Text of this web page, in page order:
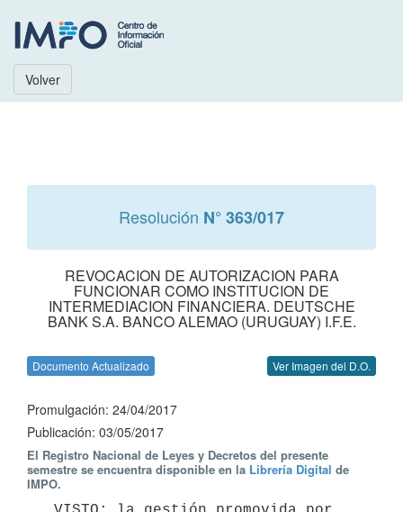
Volver
Resolución N° 363/017
REVOCACION DE AUTORIZACION PARA
FUNCIONAR COMO INSTITUCION DE
INTERMEDIACION FINANCIERA. DEUTSCHE
BANK S.A. BANCO ALEMAO (URUGUAY) I.F.E.
Documento Actualizado Ver Imagen del D.O.
Promulgación: 24/04/2017
Publicación: 03/05/2017
El Registro Nacional de Leyes y Decretos del presente
semestre se encuentra disponible en la Librería Digital de
IMPO.